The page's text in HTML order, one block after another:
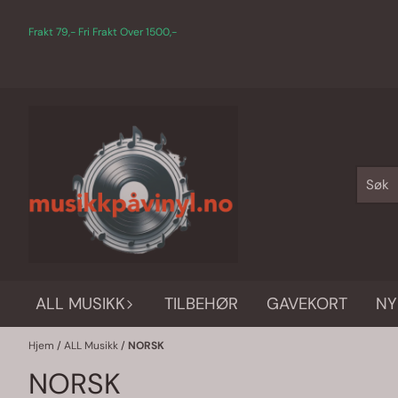
Frakt 79,- Fri Frakt Over 1500,-
ALL MUSIKK TILBEHØR GAVEKORT
Hjem / ALL Musikk/ NORSK
NORSK